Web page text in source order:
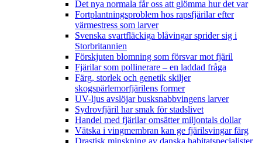
Det nya normala får oss att glömma hur det var
Fortplantningsproblem hos rapsfjärilar efter
värmestress som larver
Svenska svartfläckiga blåvingar sprider sig i
Storbritannien
Förskjuten blomning som försvar mot fjäril
Fjärilar som pollinerare – en laddad fråga
Färg, storlek och genetik skiljer
skogspärlemorfjärilens former
UV-ljus avslöjar busksnabbvingens larver
Sydrovfjäril har smak för stadslivet
Handel med fjärilar omsätter miljontals dollar
Vätska i vingmembran kan ge fjärilsvingar färg
Drastisk minskning av danska habitatspecialister